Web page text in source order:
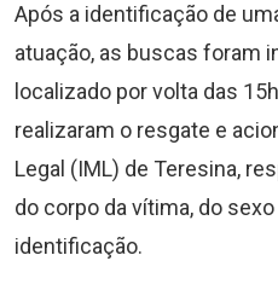
Após a identificação de
atuação, as buscas foram
localizado por volta das
realizaram o resgate e
Legal (IML) de Teresina,
do corpo da vítima, do
identificação.